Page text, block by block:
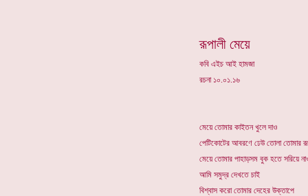
রূপালী মেয়ে
কবি এইচ আই হামজা
রচনা ১০.০১.১৬
মেয়ে তোমার কাইতন খুলে দাও
পেটিকোটের আবরণে ঢেউ তোলা তোমার
মেয়ে তোমার পাহাড়সম বুক হতে সরিয়ে
আমি সমুদ্র দেখতে চাই
বিশ্বাস করো তোমার দেহের উক্তাপে